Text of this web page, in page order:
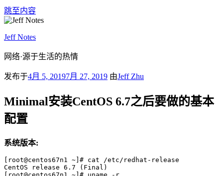
跳至内容
Jeff Notes
网络·源于生活的热情
发布于4月 5, 20197月 27, 2019 由Jeff Zhu
Minimal安装CentOS 6.7之后要做的基本
配置
系统版本:
[root@centos67n1 ~]# cat /etc/redhat-release
CentOS release 6.7 (Final)